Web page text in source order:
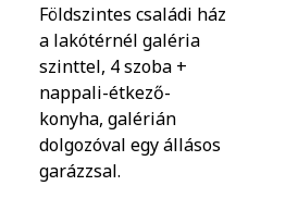
Földszintes családi ház
a lakótérnél galéria
szinttel, 4 szoba +
nappali-étkező-
konyha, galérián
dolgozóval egy állásos
garázzsal.